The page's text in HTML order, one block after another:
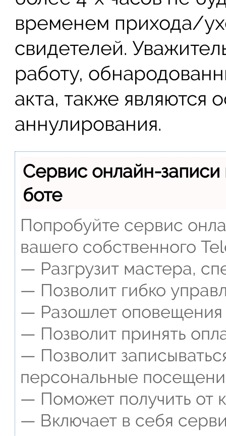
временем прихода/
свидетелей.
работу,
акта, также являются
аннулирования.
Сервис онлайн-
боте
Попробуйте сервис
вашего собственного
— Разгрузит мастера,
— Позволит гибко
— Разошлет оповещения
— Позволит принять
— Позволит
персональные
— Поможет получить от
— Включает в себя